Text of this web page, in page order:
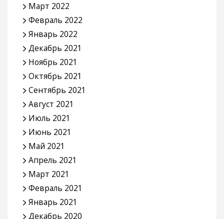
Март 2022
Февраль 2022
Январь 2022
Декабрь 2021
Ноябрь 2021
Октябрь 2021
Сентябрь 2021
Август 2021
Июль 2021
Июнь 2021
Май 2021
Апрель 2021
Март 2021
Февраль 2021
Январь 2021
Декабрь 2020